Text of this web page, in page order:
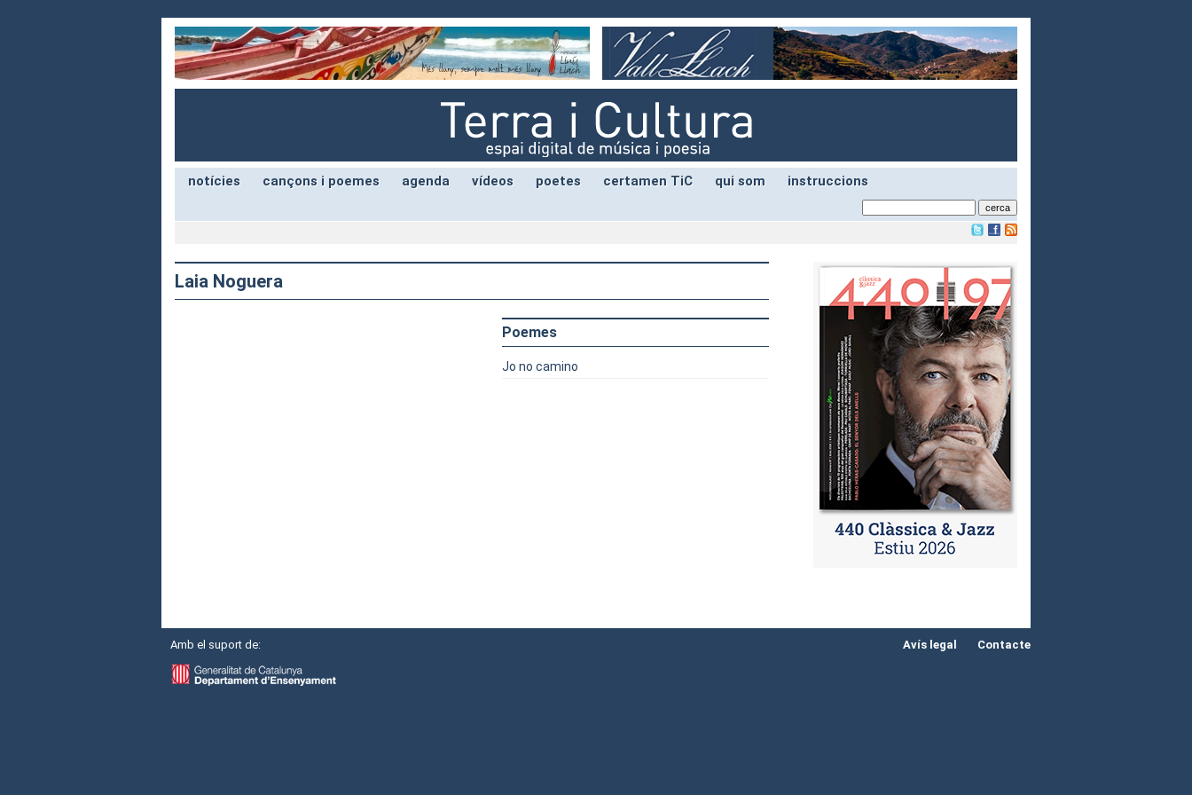
notícies cançons i poemes agenda vídeos poetes certamen TiC qui som instruccions
Laia Noguera
Poemes
Jo no camino
Amb el suport de: Avís legal Contacte